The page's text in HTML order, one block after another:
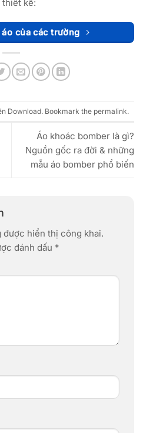
thiết kế:
của các trường
Download. Bookmark the permalink.
Áo khoác bomber là gì?
Nguồn gốc ra đời & những
mẫu áo bomber phổ biến
được hiển thị công khai.
đánh dấu *